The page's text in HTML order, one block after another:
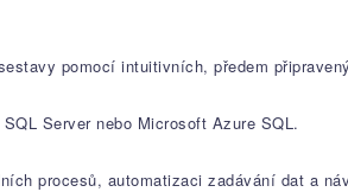
pomocí intuitivních, předem
Server nebo Microsoft Azure SQL.
procesů, automatizaci zadávání dat a